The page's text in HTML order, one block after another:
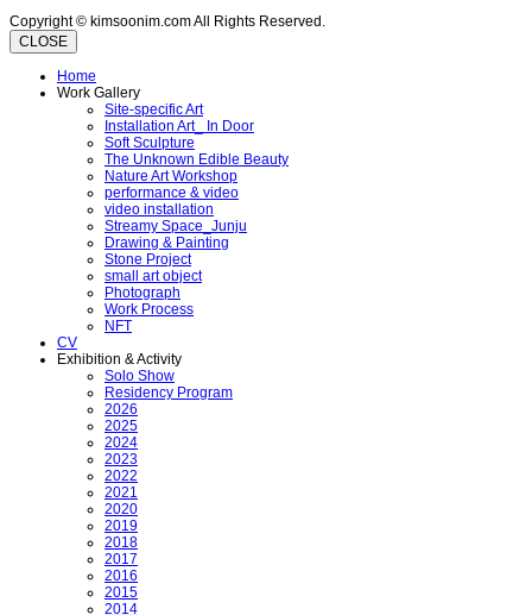
Copyright © kimsoonim.com All Rights Reserved.
CLOSE
Home
Work Gallery
Site-specific Art
Installation Art_ In Door
Soft Sculpture
The Unknown Edible Beauty
Nature Art Workshop
performance & video
video installation
Streamy Space_Junju
Drawing & Painting
Stone Project
small art object
Photograph
Work Process
NFT
CV
Exhibition & Activity
Solo Show
Residency Program
2026
2025
2024
2023
2022
2021
2020
2019
2018
2017
2016
2015
2014